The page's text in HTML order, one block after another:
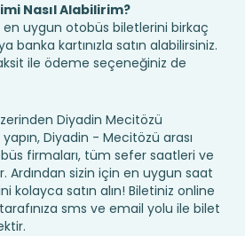
Nasıl Alabilirim?
uygun otobüs biletlerini birkaç
banka kartınızla satın alabilirsiniz.
ile ödeme seçeneğiniz de
Diyadin Mecitözü
Diyadin - Mecitözü arası
firmaları, tüm sefer saatleri ve
Ardından sizin için en uygun saat
kolayca satın alın! Biletiniz online
sms ve email yolu ile bilet